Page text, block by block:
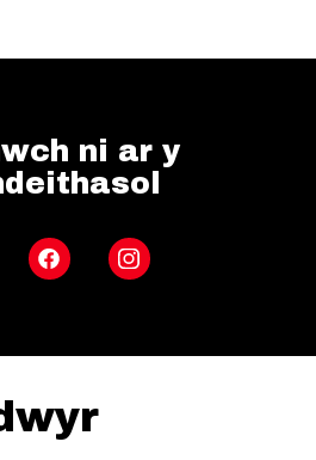
ni ar y
FacebookInstagram